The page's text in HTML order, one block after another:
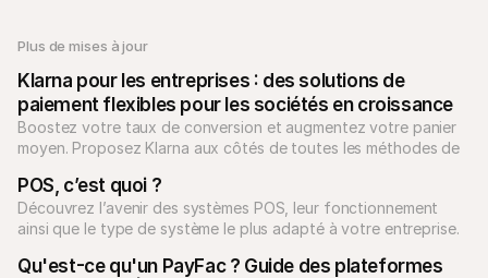
Plus de mises à jour
Klarna pour les entreprises : des solutions de
paiement flexibles pour les sociétés en croissance
Boostez votre taux de conversion et augmentez votre panier
moyen. Proposez Klarna aux côtés de toutes les méthodes de
aujourd'hui.
POS, c’est quoi ?
Découvrez l’avenir des systèmes POS, leur fonctionnement
ainsi que le type de système le plus adapté à votre entreprise.
Qu'est-ce qu'un PayFac ? Guide des plateformes